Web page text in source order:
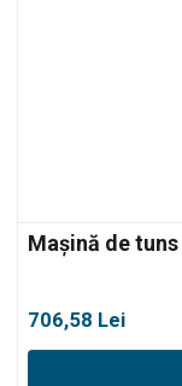
Mașină de
706,58 Lei